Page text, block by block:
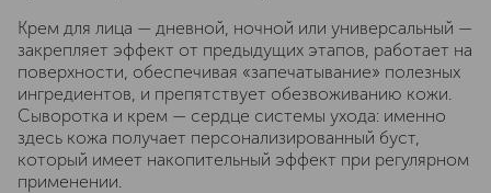
Крем для лица — дневной, ночной или универсальный —
закрепляет эффект от предыдущих этапов, работает на
поверхности, обеспечивая «запечатывание» полезных
ингредиентов, и препятствует обезвоживанию кожи.
Сыворотка и крем — сердце системы ухода: именно
здесь кожа получает персонализированный буст,
который имеет накопительный эффект при регулярном
применении.